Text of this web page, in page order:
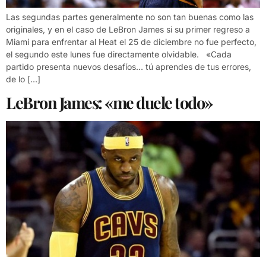
Las segundas partes generalmente no son tan buenas como las
originales, y en el caso de LeBron James si su primer regreso a
Miami para enfrentar al Heat el 25 de diciembre no fue perfecto,
el segundo este lunes fue directamente olvidable. «Cada
partido presenta nuevos desafíos… tú aprendes de tus errores,
de lo […]
LeBron James: «me duele todo»